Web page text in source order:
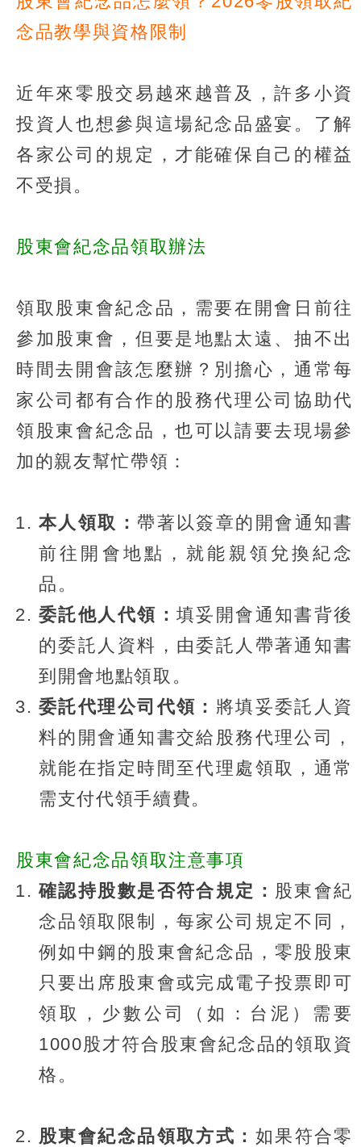
念品教學與資格限制
近年來零股交易越來越普及，許多小資
投資人也想參與這場紀念品盛宴。了解
各家公司的規定，才能確保自己的權益
不受損。
股東會紀念品領取辦法
領取股東會紀念品，需要在開會日前往
參加股東會，但要是地點太遠、抽不出
時間去開會該怎麼辦？別擔心，通常每
家公司都有合作的股務代理公司協助代
領股東會紀念品，也可以請要去現場參
加的親友幫忙帶領：
本人領取： 帶著以簽章的開會通知書
前往開會地點，就能親領兌換紀念
品。
委託他人代領： 填妥開會通知書背後
的委託人資料，由委託人帶著通知書
到開會地點領取。
委託代理公司代領： 將填妥委託人資
料的開會通知書交給股務代理公司，
就能在指定時間至代理處領取，通常
需支付代領手續費。
股東會紀念品領取注意事項
確認持股數是否符合規定： 股東會紀
念品領取限制，每家公司規定不同，
例如中鋼的股東會紀念品，零股股東
只要出席股東會或完成電子投票即可
領取，少數公司（如：台泥）需要
1000股才符合股東會紀念品的領取資
格。
股東會紀念品領取方式： 如果符合零